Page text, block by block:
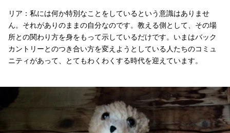
リア：私には何か特別なことをしているという意識はありませ
ん。それがありのままの自分なのです。教える側として、その場
所との関わり方を身をもって示しているだけです。いまはバック
カントリーとのつき合い方を変えようとしている人たちのコミュ
ニティがあって、とてもわくわくする時代を迎えています。